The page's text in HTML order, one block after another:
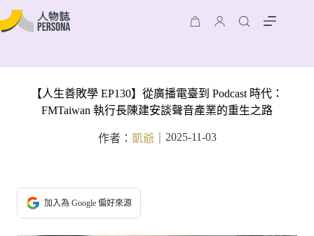
【人生善敗學 EP130】從廣播電臺到 Podcast 時代：
FMTaiwan 執行長陳建安談聲音產業的重生之路
作者： 凱爺｜ 2025-11-03
加入為 Google 偏好來源